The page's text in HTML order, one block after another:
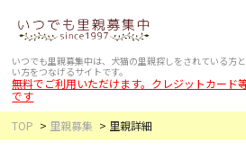
いつでも里親募集中は、犬猫の里親探しをされている方と
い方をつなげるサイトです。
無料でご利用いただけます。クレジットカード
です
TOP
里親募集 里親詳細